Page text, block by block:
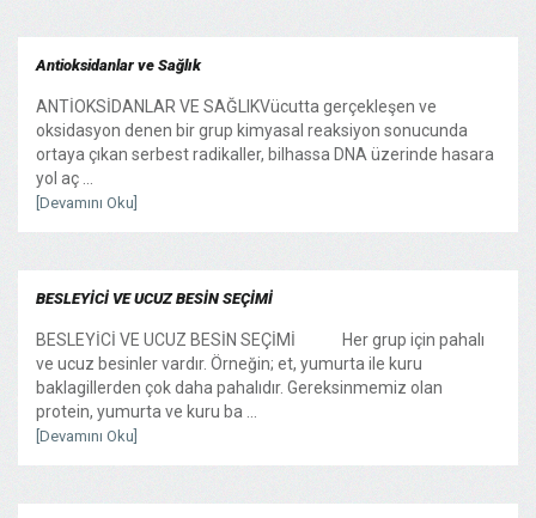
Antioksidanlar ve Sağlık
ANTİOKSİDANLAR VE SAĞLIKVücutta gerçekleşen ve
oksidasyon denen bir grup kimyasal reaksiyon sonucunda
ortaya çıkan serbest radikaller, bilhassa DNA üzerinde hasara
yol aç ...
[Devamını Oku]
BESLEYİCİ VE UCUZ BESİN SEÇİMİ
BESLEYİCİ VE UCUZ BESİN SEÇİMİ Her grup için pahalı
ve ucuz besinler vardır. Örneğin; et, yumurta ile kuru
baklagillerden çok daha pahalıdır. Gereksinmemiz olan
protein, yumurta ve kuru ba ...
[Devamını Oku]